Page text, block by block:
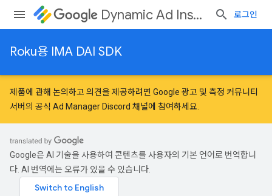
Dynamic Ad Insertion 로그인
Roku용 IMA DAI SDK
제품에 관해 논의하고 의견을 제공하려면 Google 광고 및 측정 커뮤니티
서버의 공식 Ad Manager Discord 채널에 참여하세요.
Google은 AI 기술을 사용하여 콘텐츠를 사용자의 기본 언어로 번역합니
다. AI 번역에는 오류가 있을 수 있습니다.